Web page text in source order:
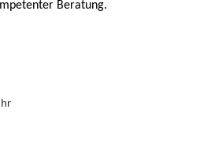
Beratung.